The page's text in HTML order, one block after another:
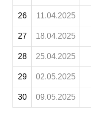
26 11.04.2025
27 18.04.2025
28 25.04.2025
29 02.05.2025
30 09.05.2025